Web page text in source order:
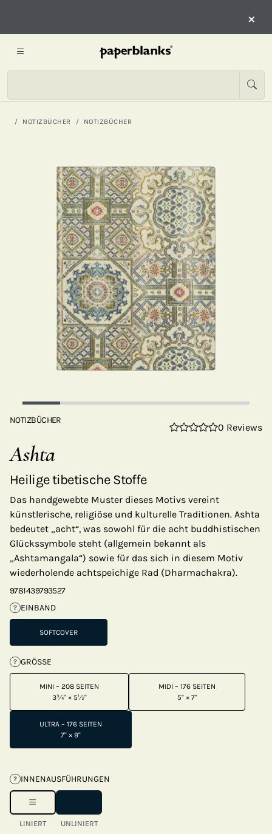
×
NOTIZBÜCHER NOTIZBÜCHER
NOTIZBÜCHER
0 Reviews
Ashta
Heilige tibetische Stoffe
Das handgewebte Muster dieses Motivs vereint
künstlerische, religiöse und kulturelle Traditionen. Ashta
bedeutet „acht“, was sowohl für die acht buddhistischen
Glückssymbole steht (allgemein bekannt als
„Ashtamangala“) sowie für das sich in diesem Motiv
wiederholende achtspeichige Rad (Dharmachakra).
9781439793527
? EINBAND
SOFTCOVER
? GRÖSSE
MINI – 208 SEITEN
3¾" × 5½"
MIDI – 176 SEITEN
5" × 7"
ULTRA – 176 SEITEN
7" × 9"
? INNENAUSFÜHRUNGEN
LINIERT UNLINIERT